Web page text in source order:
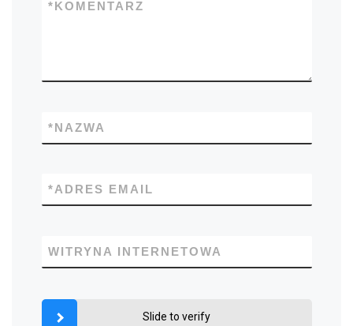
KOMENTARZ
*
NAZWA
*
ADRES EMAIL
*
WITRYNA INTERNETOWA
Slide to verify